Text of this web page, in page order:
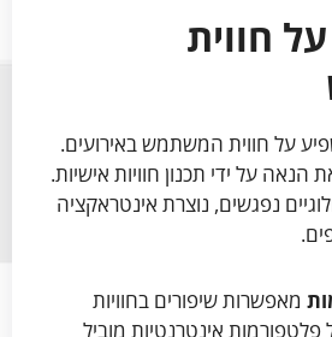
חווית
על חווית המשתמש באירועים.
על ידי תכנון חוויות אישיות.
נפגשים, נוצרת אינטראקציה
מאפשרות שיפורים בחוויות
אינטרנטיות מוביל